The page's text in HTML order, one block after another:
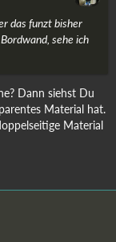
das funzt bisher
sehe ich
Dann siehst Du
Material hat.
Material